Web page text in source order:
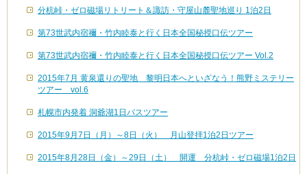
分杭峠・ゼロ磁場リトリート＆諏訪・守屋山麓聖地巡り 1泊2日
第73世武内宿禰・竹内睦泰と行く日本全国秘授口伝ツアー
第73世武内宿禰・竹内睦泰と行く日本全国秘授口伝ツアー Vol.2
2015年7月 黄泉還りの聖地 黎明日本へといざなう！熊野ミステリー
ツアー vol.6
札幌市内発着 洞爺湖1日バスツアー
2015年9月7日（月）～8日（火） 月山登拝1泊2日ツアー
2015年8月28日（金）～29日（土） 開運 分杭峠・ゼロ磁場1泊2日